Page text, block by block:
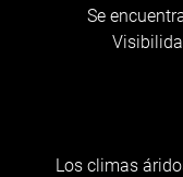
Se
Los climas